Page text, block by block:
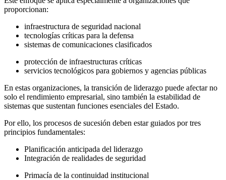
proporcionan:
infraestructura de seguridad nacional
tecnologías críticas para la defensa
sistemas de comunicaciones clasificados
protección de infraestructuras críticas
servicios tecnológicos para gobiernos y agencias públicas
En estas organizaciones, la transición de liderazgo puede afectar no
solo el rendimiento empresarial, sino también la estabilidad de
sistemas que sustentan funciones esenciales del Estado.
Por ello, los procesos de sucesión deben estar guiados por tres
principios fundamentales:
Planificación anticipada del liderazgo
Integración de realidades de seguridad
Primacía de la continuidad institucional